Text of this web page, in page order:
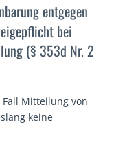
entgegen
bei
(§ 353d Nr. 2
Mitteilung von
keine